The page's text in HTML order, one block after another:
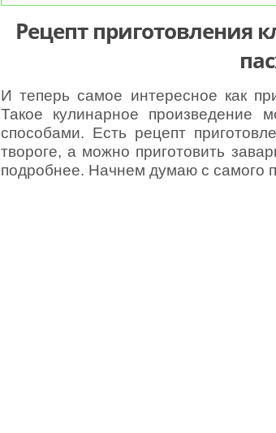
Рецепт приготовления
И теперь самое интересное как
Такое кулинарное произведение
способами. Есть рецепт
твороге, а можно приготовить
подробнее. Начнем думаю с самого